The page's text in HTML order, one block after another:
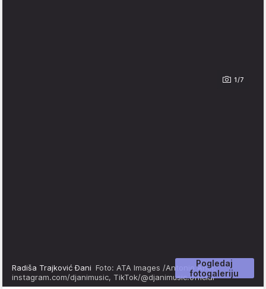
1/7
Pogledaj
fotogaleriju
Radiša Trajković Đani Foto: ATA Images /Antonio Ahel,
instagram.com/djanimusic, TikTok/@djanimusic.official